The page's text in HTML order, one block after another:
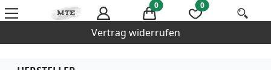
0 0
Vertrag widerrufen